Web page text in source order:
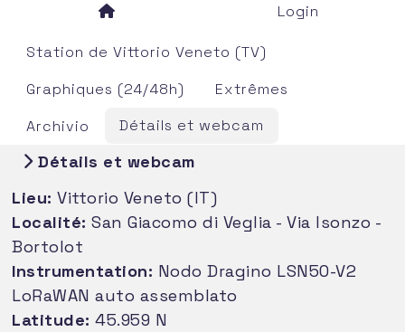
Login
Station de Vittorio Veneto (TV)
Graphiques (24/48h)
Extrêmes
Archivio
Détails et webcam
Détails et webcam
Lieu: Vittorio Veneto (IT)
Localité: San Giacomo di Veglia - Via Isonzo -
Bortolot
Instrumentation: Nodo Dragino LSN50-V2
LoRaWAN auto assemblato
Latitude: 45.959 N